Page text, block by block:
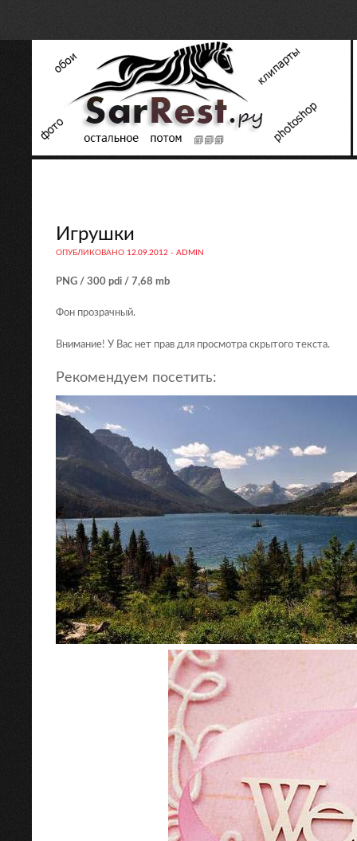
Игрушки
ОПУБЛИКОВАНО 12.09.2012 - ADMIN
PNG / 300 pdi / 7,68 mb
Фон прозрачный.
Внимание! У Вас нет прав для просмотра скрытого текста.
Рекомендуем посетить: